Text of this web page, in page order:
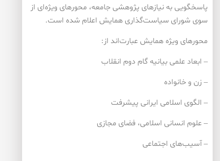
پاسخگویی به نیازهای پژوهشی جامعه، محورهای ویژه‌ای از
سوی شورای سیاست‌گذاری همایش اعلام شده است.
محورهای ویژه همایش عبارت‌اند از:
– ابعاد علمی بیانیه گام دوم انقلاب
– زن و خانواده
– الگوی اسلامی ایرانی پیشرفت
– علوم انسانی اسلامی، فضای مجازی
– آسیب‌های اجتماعی